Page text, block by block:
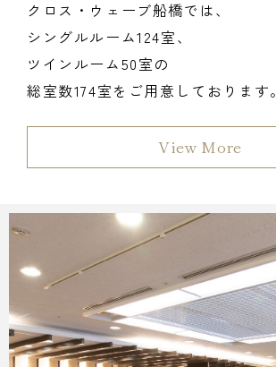
クロス・ウェーブ船橋では、
シングルルーム124室、
ツインルーム50室の
総室数174室をご用意しております。
View More